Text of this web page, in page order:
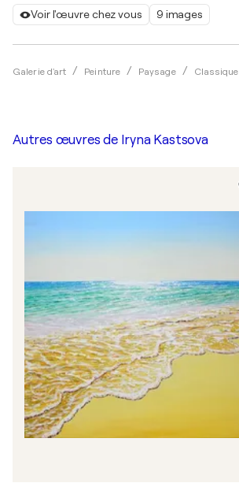
Voir l'œuvre chez vous 9 images
Galerie d'art Peinture Paysage Classique
Autres œuvres de Iryna Kastsova